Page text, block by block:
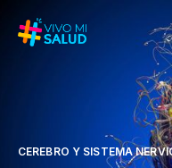
CEREBRO Y SISTEMA